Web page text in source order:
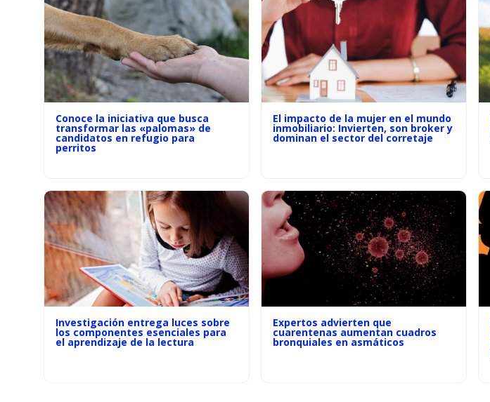
Conoce la iniciativa que busca
transformar las «palomas» de
candidatos en refugio para
perritos
El impacto de la mujer en el mundo
inmobiliario: Invierten, son broker y
dominan el sector del corretaje
Investigación entrega luces sobre
los componentes esenciales para
el aprendizaje de la lectura
Expertos advierten que
cuarentenas aumentan cuadros
bronquiales en asmáticos